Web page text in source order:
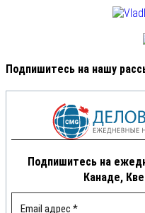
Подпишитесь на нашу
Подпишитесь на
Канаде,